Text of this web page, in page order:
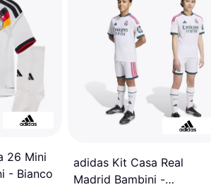
26 Mini
- Bianco
adidas Kit Casa Real
Madrid Bambini -